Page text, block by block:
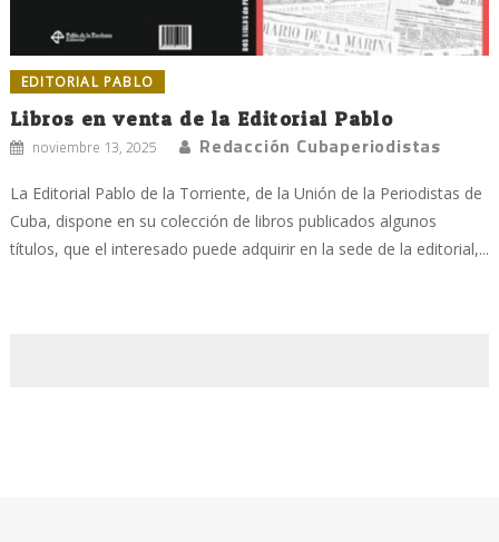
EDITORIAL PABLO
Libros en venta de la Editorial Pablo
noviembre 13, 2025 Redacción Cubaperiodistas
La Editorial Pablo de la Torriente, de la Unión de la Periodistas de
Cuba, dispone en su colección de libros publicados algunos
títulos, que el interesado puede adquirir en la sede de la editorial,...